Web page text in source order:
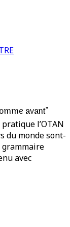
avant"
l’OTAN
du monde sont-
grammaire
avec